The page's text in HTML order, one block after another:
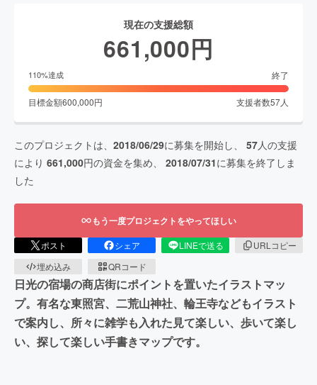
現在の支援総額
661,000円
110%達成 終了
目標金額600,000円 支援者数57人
このプロジェクトは、 2018/06/29に募集を開始し、 57人の支援
により 661,000円の資金を集め、 2018/07/31に募集を終了しま
した
もう一度プロジェクトをやってほしい
ポスト シェア LINEで送る
URLコピー
埋め込み
QRコード
日光の宿場の商店街にポイントを置いたイラストマッ
プ。有名な東照宮、二荒山神社、輪王寺などもイラスト
で案内し、所々に雑学も入れた見て楽しい、歩いて楽し
い、探して楽しい手書きマップです。